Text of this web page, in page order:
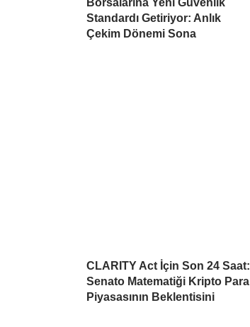
Borsalarına Yeni Güvenlik
Standardı Getiriyor: Anlık
Çekim Dönemi Sona
CLARITY Act İçin Son 24 Saat:
Senato Matematiği Kripto Para
Piyasasının Beklentisini